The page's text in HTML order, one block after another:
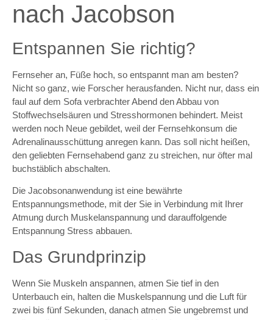
nach Jacobson
Entspannen Sie richtig?
Fernseher an, Füße hoch, so entspannt man am besten?
Nicht so ganz, wie Forscher herausfanden. Nicht nur, dass ein
faul auf dem Sofa verbrachter Abend den Abbau von
Stoffwechselsäuren und Stresshormonen behindert. Meist
werden noch Neue gebildet, weil der Fernsehkonsum die
Adrenalinausschüttung anregen kann. Das soll nicht heißen,
den geliebten Fernsehabend ganz zu streichen, nur öfter mal
buchstäblich abschalten.
Die Jacobsonanwendung ist eine bewährte
Entspannungsmethode, mit der Sie in Verbindung mit Ihrer
Atmung durch Muskelanspannung und darauffolgende
Entspannung Stress abbauen.
Das Grundprinzip
Wenn Sie Muskeln anspannen, atmen Sie tief in den
Unterbauch ein, halten die Muskelspannung und die Luft für
zwei bis fünf Sekunden, danach atmen Sie ungebremst und